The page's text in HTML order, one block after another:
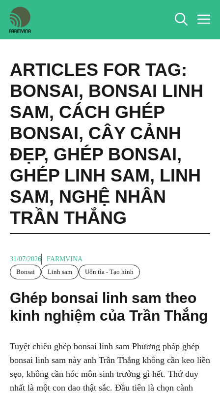
Chuyển
đến
nội
ARTICLES FOR TAG:
BONSAI, BONSAI LINH
SAM, CÁCH GHÉP
BONSAI, CÂY CẢNH
ĐẸP, GHÉP BONSAI,
GHÉP LINH SAM, LINH
SAM, NGHỆ NHÂN
TRẦN THẮNG
31/07/2026
FARMVINA
Bonsai
Linh sam Uốn tỉa - Tạo hình
Ghép bonsai linh sam theo
kinh nghiệm của Trần Thắng
Tuyệt chiêu ghép bonsai linh sam Phương pháp ghép
bonsai linh sam này anh Trần Thắng không cần keo liền
sẹo, không cần hóc môn sinh trưởng gì hết. Thứ duy
nhất là một con dao thật sắc. Đầu tiên là chọn cành